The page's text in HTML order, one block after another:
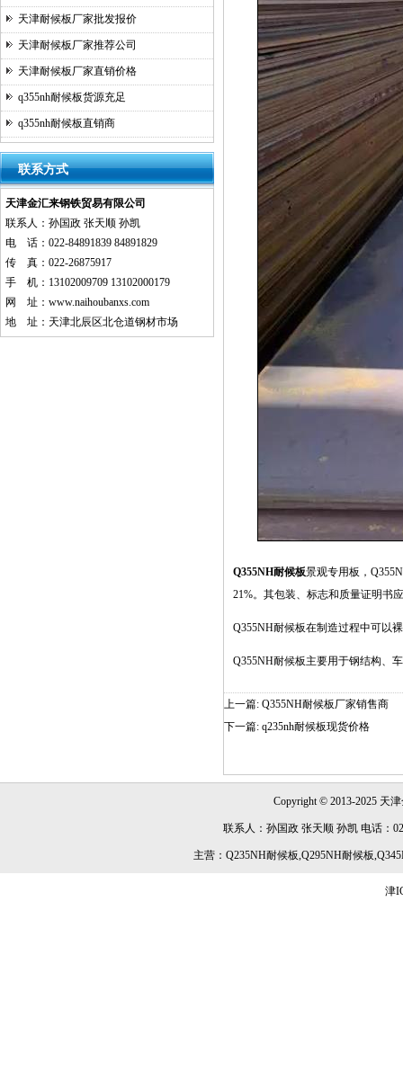
天津耐候板厂家批发报价
天津耐候板厂家推荐公司
天津耐候板厂家直销价格
q355nh耐候板货源充足
q355nh耐候板直销商
联系方式
天津金汇来钢铁贸易有限公司
联系人：孙国政 张天顺 孙凯
电 话：022-84891839 84891829
传 真：022-26875917
手 机：13102009709 13102000179
网 址： www.naihoubanxs.com
地 址：天津北辰区北仓道钢材市场
Q355NH耐候板景观专用板，
21%。其包装、标志和质量证明书
Q355NH耐候板在制造过程中可以
Q355NH耐候板主要用于钢结构、
上一篇: Q355NH耐候板厂家销售商
下一篇: q235nh耐候板现货价格
Copyright © 2013-2025 天津
联系人：孙国政 张天顺 孙凯 电话：
主营：Q235NH耐候板,Q295NH耐候板
津